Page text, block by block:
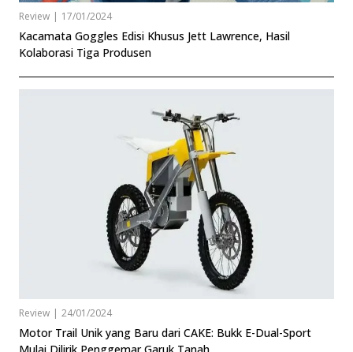
Review | 17/01/2024
Kacamata Goggles Edisi Khusus Jett Lawrence, Hasil
Kolaborasi Tiga Produsen
Review | 24/01/2024
Motor Trail Unik yang Baru dari CAKE: Bukk E-Dual-Sport